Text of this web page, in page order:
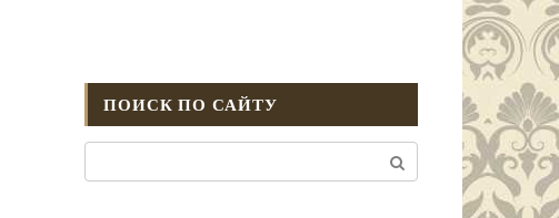
ПОИСК ПО САЙТУ